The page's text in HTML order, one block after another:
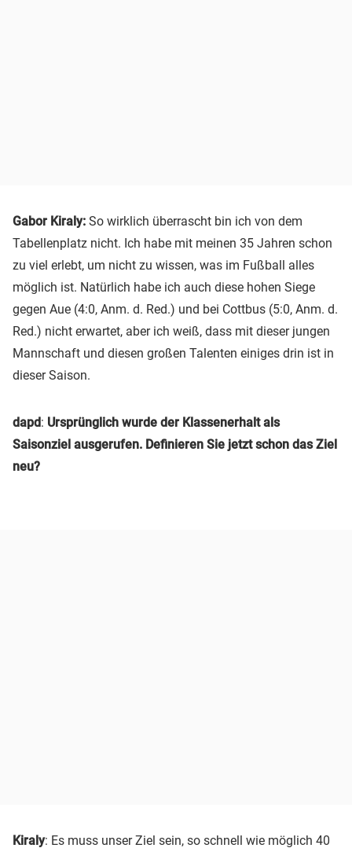
Gabor Kiraly: So wirklich überrascht bin ich von dem
Tabellenplatz nicht. Ich habe mit meinen 35 Jahren schon
zu viel erlebt, um nicht zu wissen, was im Fußball alles
möglich ist. Natürlich habe ich auch diese hohen Siege
gegen Aue (4:0, Anm. d. Red.) und bei Cottbus (5:0, Anm. d.
Red.) nicht erwartet, aber ich weiß, dass mit dieser jungen
Mannschaft und diesen großen Talenten einiges drin ist in
dieser Saison.
dapd: Ursprünglich wurde der Klassenerhalt als
Saisonziel ausgerufen. Definieren Sie jetzt schon das Ziel
neu?
Kiraly: Es muss unser Ziel sein, so schnell wie möglich 40